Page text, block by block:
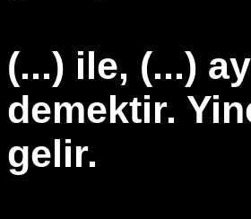
(...) ile, (...)
demektir.
gelir.